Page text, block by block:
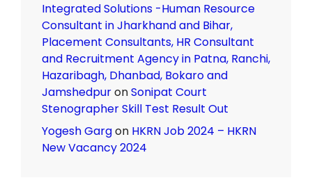
Integrated Solutions -Human Resource
Consultant in Jharkhand and Bihar,
Placement Consultants, HR Consultant
and Recruitment Agency in Patna, Ranchi,
Hazaribagh, Dhanbad, Bokaro and
JamshedpuronSonipat Court
Stenographer Skill Test Result Out
Yogesh Gargon HKRN Job 2024 – HKRN
New Vacancy 2024